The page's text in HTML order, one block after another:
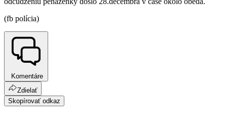
(fb polícia)
Komentáre
Zdielať
Skopírovať odkaz